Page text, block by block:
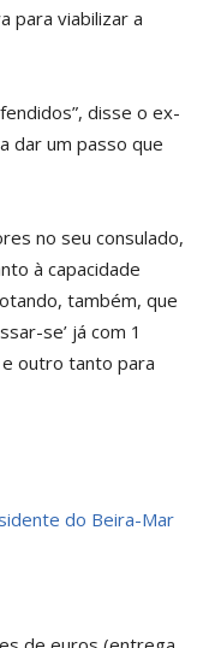
para viabilizar a
disse o ex-
dar um passo que
no seu consulado,
à capacidade
também, que
se’ já com 1
e outro tanto para
do Beira-Mar